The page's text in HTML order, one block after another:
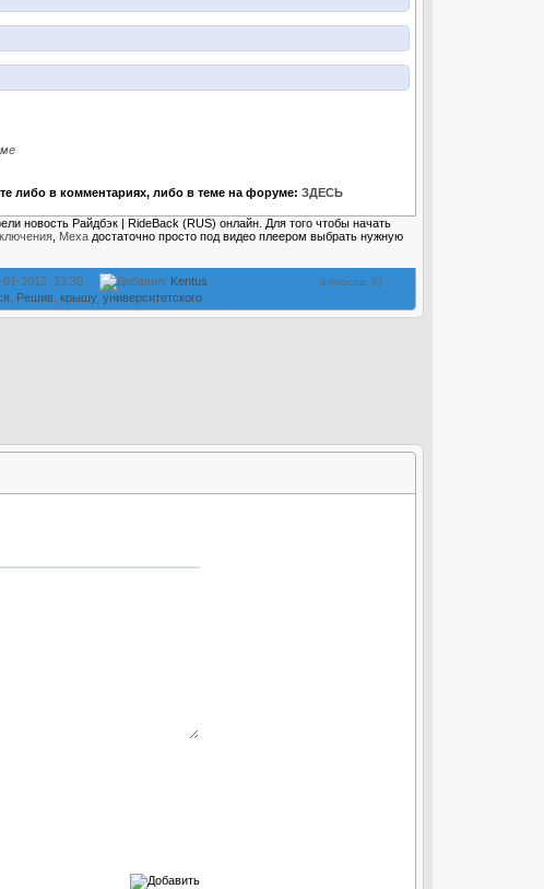
либо в комментариях, либо в теме на форуме: ЗДЕСЬ
новость Райдбэк | RideBack (RUS) онлайн. Для того чтобы начать
Меха достаточно просто под видео плеером выбрать нужную
(голосов: 0)
Добавил: Kentus
01-2012, 23:30
Решив крышу, университетского